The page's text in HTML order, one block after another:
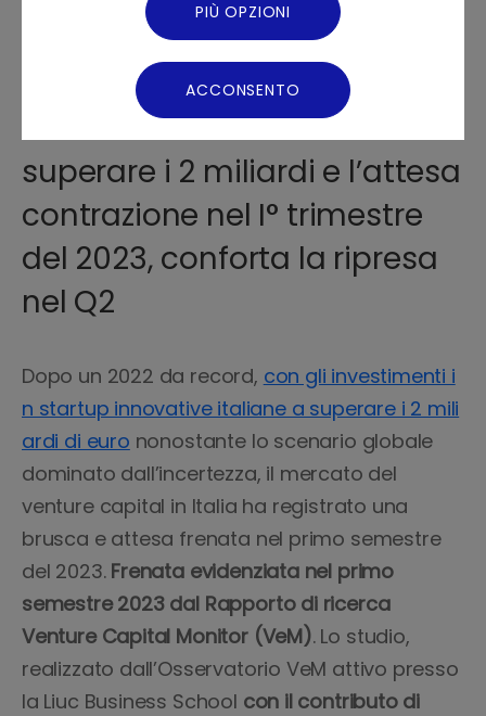
Dopo il 2022 da record, con
investimenti in startup
innovative italiane a
superare i 2 miliardi e l’attesa
contrazione nel I° trimestre
del 2023, conforta la ripresa
nel Q2
Dopo un 2022 da record, con gli investimenti i
n startup innovative italiane a superare i 2 mili
ardi di euro nonostante lo scenario globale
dominato dall’incertezza, il mercato del
venture capital in Italia ha registrato una
brusca e attesa frenata nel primo semestre
del 2023. Frenata evidenziata nel primo
semestre 2023 dal Rapporto di ricerca
Venture Capital Monitor (VeM). Lo studio,
realizzato dall’Osservatorio VeM attivo presso
la Liuc Business School con il contributo di
PIÙ OPZIONI
ACCONSENTO